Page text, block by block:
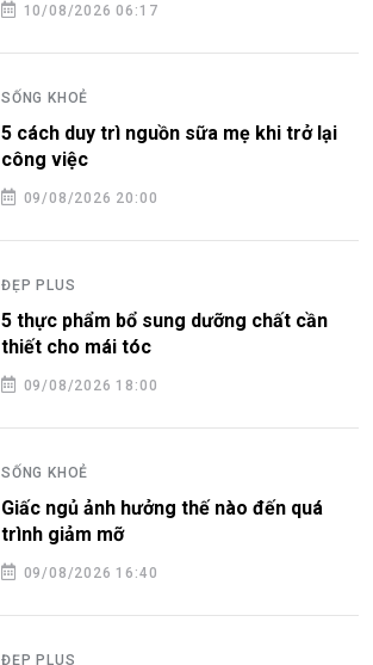
10/08/2026 06:17
SỐNG KHOẺ
5 cách duy trì nguồn sữa mẹ khi trở lại
công việc
09/08/2026 20:00
ĐẸP PLUS
5 thực phẩm bổ sung dưỡng chất cần
thiết cho mái tóc
09/08/2026 18:00
SỐNG KHOẺ
Giấc ngủ ảnh hưởng thế nào đến quá
trình giảm mỡ
09/08/2026 16:40
ĐẸP PLUS